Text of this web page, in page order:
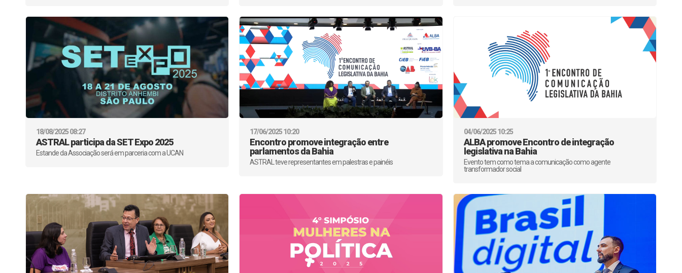
18/08/2025 08:27
ASTRAL participa da SET Expo 2025
Estande da Associação será em parceria com a UCAN
17/06/2025 10:20
Encontro promove integração entre
parlamentos da Bahia
ASTRAL teve representantes em palestras e painéis
04/06/2025 10:25
ALBA promove Encontro de integração
legislativa na Bahia
Evento tem como tema a comunicação como agente
transformador social